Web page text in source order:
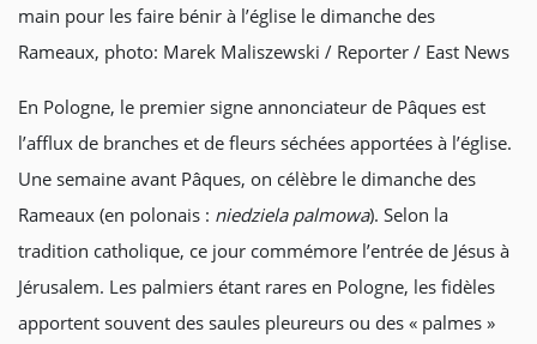
main pour les faire bénir à l’église le dimanche des
Rameaux, photo: Marek Maliszewski / Reporter / East News
En Pologne, le premier signe annonciateur de Pâques est
l’afflux de branches et de fleurs séchées apportées à l’église.
Une semaine avant Pâques, on célèbre le dimanche des
Rameaux (en polonais : niedziela palmowa). Selon la
tradition catholique, ce jour commémore l’entrée de Jésus à
Jérusalem. Les palmiers étant rares en Pologne, les fidèles
apportent souvent des saules pleureurs ou des « palmes »